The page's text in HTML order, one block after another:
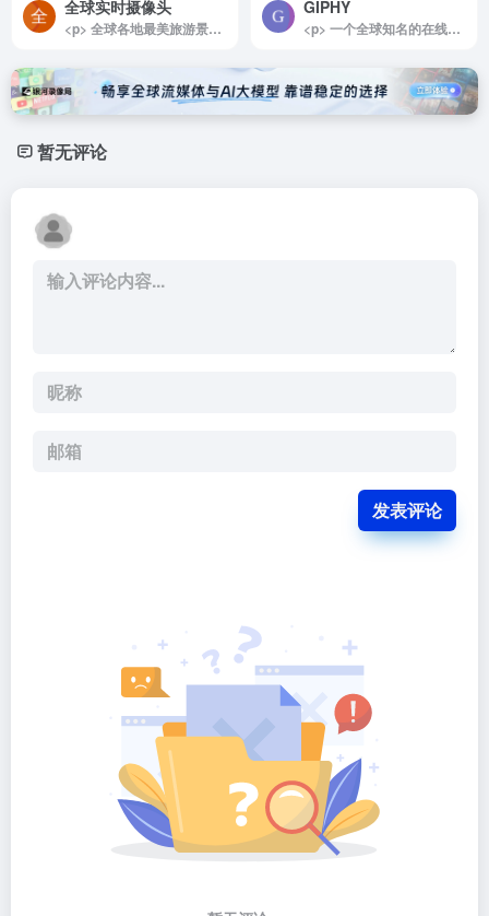
全球实时摄像头
<p> 全球各地最美旅游景点实况摄像头。 </p>
GIPHY
<p> 一个全球知名的在线动态GIF图片搜索引擎，被誉为GIF界的谷歌。界面非常简洁和具有功能性，顶部导航键包含了最受欢迎的几类GIF动画：表情、娱乐、体育和贴纸。 </p>
暂无评论
发表评论